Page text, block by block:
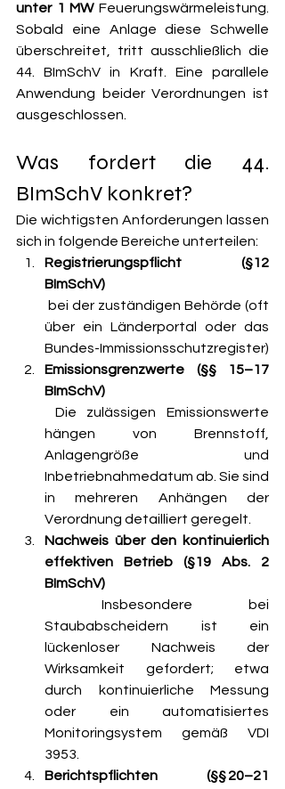
unter 1 MW Feuerungswärmeleistung.
Sobald eine Anlage diese Schwelle
überschreitet, tritt ausschließlich die
44. BImSchV in Kraft. Eine parallele
Anwendung beider Verordnungen ist
ausgeschlossen.
Was fordert die 44.
BImSchV konkret?
Die wichtigsten Anforderungen lassen
sich in folgende Bereiche unterteilen:
Registrierungspflicht (§12
BImSchV)
über ein Länderportal oder das
Bundes-Immissionsschutzregister)
Emissionsgrenzwerte (§§ 15–17
BImSchV)
Die zulässigen Emissionswerte
hängen von Brennstoff,
Anlagengröße und
Inbetriebnahmedatum ab. Sie sind
in mehreren Anhängen der
Verordnung detailliert geregelt.
Nachweis über den kontinuierlich
effektiven Betrieb (§19 Abs. 2
BImSchV)
Insbesondere bei
Staubabscheidern ist ein
lückenloser Nachweis der
Wirksamkeit gefordert; etwa
durch kontinuierliche Messung
oder ein automatisiertes
Monitoringsystem gemäß VDI
3953.
Berichtspflichten (§§ 20–21